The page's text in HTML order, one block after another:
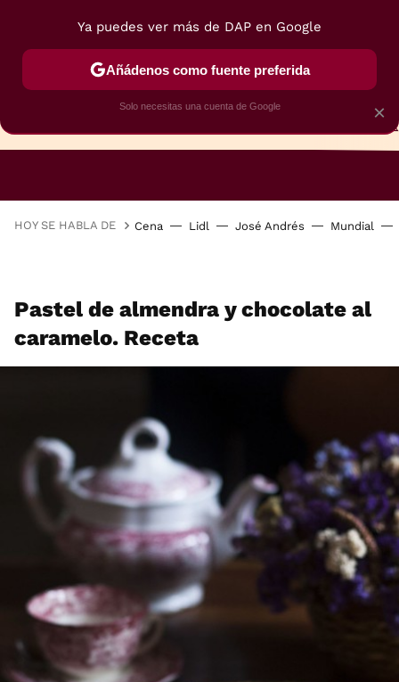
HOY SE HABLA DE Cena Lidl José Andrés Mundial
Pastel de almendra y chocolate al
caramelo. Receta
×
Ya puedes ver más de DAP en Google
Añádenos como fuente preferida
Solo necesitas una cuenta de Google